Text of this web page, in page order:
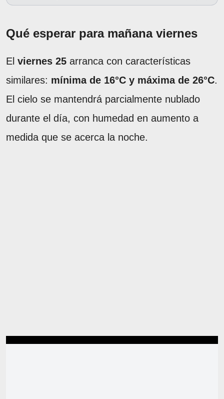
Qué esperar para mañana viernes
El viernes 25 arranca con características
similares: mínima de 16°C y máxima de 26°C.
El cielo se mantendrá parcialmente nublado
durante el día, con humedad en aumento a
medida que se acerca la noche.